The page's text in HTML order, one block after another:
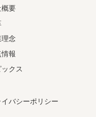
概要
念
報
ックス
イバシーポリシー